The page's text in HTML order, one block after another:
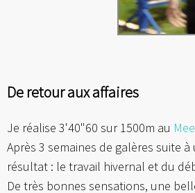
De retour aux affaires
Je réalise 3'40"60 sur 1500m au
Après 3 semaines de galères suite
résultat : le travail hivernal et du
De très bonnes sensations, une